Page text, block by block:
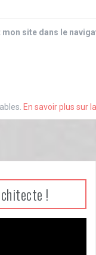
site dans le
En savoir plus sur
!